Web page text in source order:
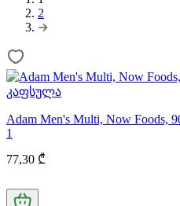
2
Adam Men's Multi, Now
1
77,30 ₾